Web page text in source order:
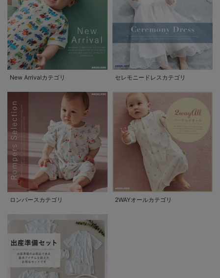
New Arrivalカテゴリ セレモニードレスカテゴリ
ロンパースカテゴリ 2WAYオールカテゴリ